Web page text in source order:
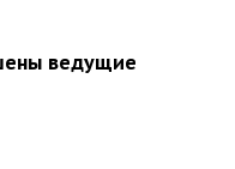
ведущие